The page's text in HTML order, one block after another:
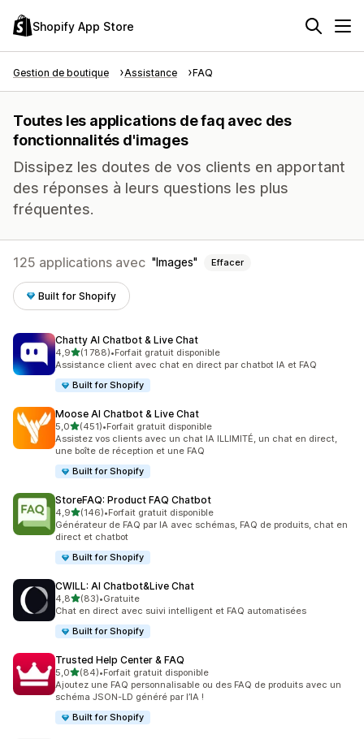
Shopify App Store
Gestion de boutique Assistance FAQ
Toutes les applications de faq avec des
fonctionnalités d'images
Dissipez les doutes de vos clients en apportant
des réponses à leurs questions les plus
fréquentes.
125 applications avec Images Effacer
Built for Shopify
Chatty AI Chatbot & Live Chat
4,9étoile(s) sur 5
(1 788)
1788 avis au total
•Forfait gratuit disponible
Assistance client avec chat en direct par chatbot IA et FAQ
Built for Shopify
Moose AI Chatbot & Live Chat
5,0étoile(s) sur 5
(451)
451 avis au total
•Forfait gratuit disponible
Assistez vos clients avec un chat IA ILLIMITÉ, un chat en direct,
une boîte de réception et une FAQ
Built for Shopify
StoreFAQ: Product FAQ Chatbot
4,9étoile(s) sur 5
(146)
146 avis au total
•Forfait gratuit disponible
Générateur de FAQ par IA avec schémas, FAQ de produits, chat en
direct et chatbot
Built for Shopify
CWILL: AI Chatbot&Live Chat
4,8étoile(s) sur 5
(83)
83 avis au total
•Gratuite
Chat en direct avec suivi intelligent et FAQ automatisées
Built for Shopify
Trusted Help Center & FAQ
5,0étoile(s) sur 5
(84)
84 avis au total
•Forfait gratuit disponible
Ajoutez une FAQ personnalisable ou des FAQ de produits avec un
schéma JSON-LD généré par l’IA !
Built for Shopify